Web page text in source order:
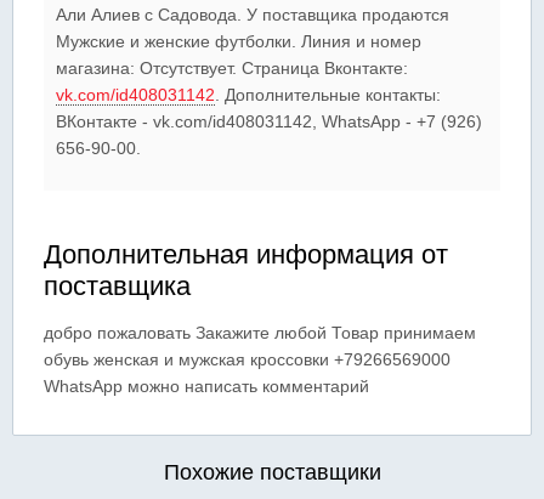
Али Алиев c Садовода. У поставщика продаются
Мужские и женские футболки. Линия и номер
магазина: Отсутствует. Страница Вконтакте:
vk.com/id408031142 . Дополнительные контакты:
ВКонтакте - vk.com/id408031142, WhatsApp - +7 (926)
656-90-00.
Дополнительная информация от
поставщика
добро пожаловать Закажите любой Товар принимаем
обувь женская и мужская кроссовки +79266569000
WhatsApp можно написать комментарий
Похожие поставщики